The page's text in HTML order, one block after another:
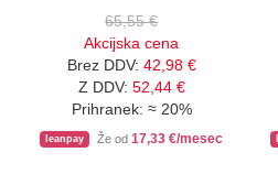
65,55 €
Akcijska cena
Brez DDV: 42,98 €
Z DDV: 52,44 €
Prihranek: ≈ 20%
leanpay Že od17,33 €/mesec